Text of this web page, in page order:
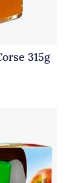
315g